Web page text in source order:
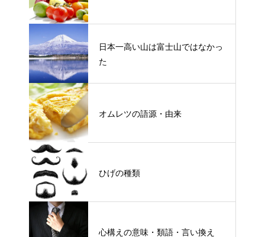
日本一高い山は富士山ではなかっ
た
オムレツの語源・由来
ひげの種類
心構えの意味・類語・言い換え